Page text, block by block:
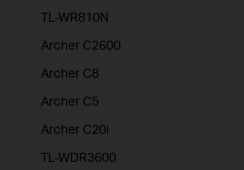
TL-WR810N
Archer C2600
Archer C8
Archer C5
Archer C20i
TL-WDR3600